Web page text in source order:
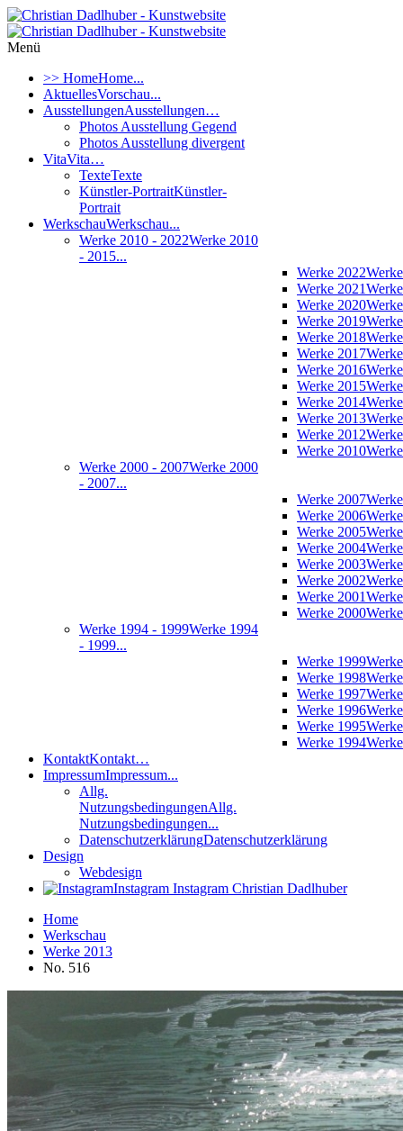
Menü
>> HomeHome...
AktuellesVorschau...
AusstellungenAusstellungen…
Photos Ausstellung Gegend
Photos Ausstellung divergent
VitaVita…
TexteTexte
Künstler-PortraitKünstler-
Portrait
WerkschauWerkschau...
Werke 2010 - 2022Werke 2010
- 2015...
Werke 2022
Werke 2021
Werke 2020
Werke 2019
Werke 2018
Werke 2017
Werke 2016
Werke 2015
Werke 2014
Werke 2013
Werke 2012
Werke 2010
Werke 2000 - 2007Werke 2000
- 2007...
Werke 2007
Werke 2006
Werke 2005
Werke 2004
Werke 2003
Werke 2002
Werke 2001
Werke 2000
Werke 1994 - 1999Werke 1994
- 1999...
Werke 1999
Werke 1998
Werke 1997
Werke 1996
Werke 1995
Werke 1994
KontaktKontakt…
ImpressumImpressum...
Allg.
NutzungsbedingungenAllg.
Nutzungsbedingungen...
DatenschutzerklärungDatenschutzerklärung
Design
Webdesign
Instagram Instagram Christian Dadlhuber
Home
Werkschau
Werke 2013
No. 516